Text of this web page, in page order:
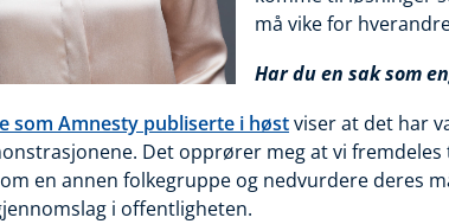
må vike for
Har du en sak som
som Amnesty publiserte i høstviser at det har
Det opprører meg at vi fremdeles
en annen folkegruppe og nedvurdere deres
i offentligheten.